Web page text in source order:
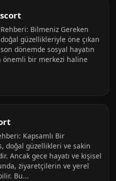
Bilmeniz Gereken
güzellikleriyle öne çıkan
dönemde sosyal hayatın
önemli bir merkezi haline
Kapsamlı Bir
doğal güzellikleri ve sakin
Ancak gece hayatı ve kişisel
ziyaretçilerin ve yerel
Bu...